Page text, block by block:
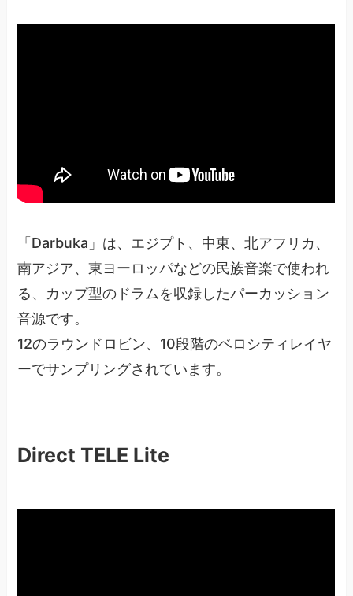
「Darbuka」は、エジプト、中東、北アフリカ、
南アジア、東ヨーロッパなどの民族音楽で使われ
る、カップ型のドラムを収録したパーカッション
音源です。
12のラウンドロビン、10段階のベロシティレイヤ
ーでサンプリングされています。
Direct TELE Lite